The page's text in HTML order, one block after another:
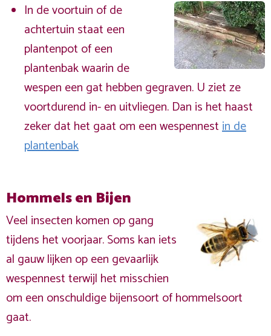
In de voortuin of de
achtertuin staat een
plantenpot of een
plantenbak waarin de
wespen een gat hebben gegraven. U ziet ze
voortdurend in- en uitvliegen. Dan is het haast
zeker dat het gaat om een wespennestin de
plantenbak
Hommels en Bijen
Veel insecten komen op gang
tijdens het voorjaar. Soms kan iets
al gauw lijken op een gevaarlijk
wespennest terwijl het misschien
om een onschuldige bijensoort of hommelsoort
gaat.